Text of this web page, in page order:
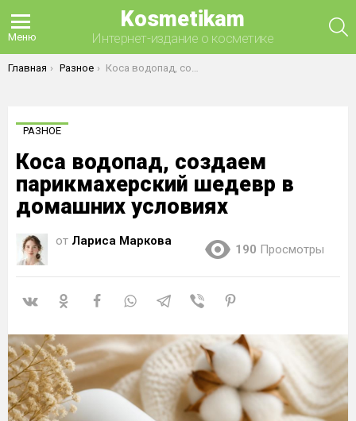
Меню
Kosmetikam
Интернет-издание о косметике
Вы здесь:
Главная Разное Коса водопад, создаем парикмахерский шедевр в домашних условиях
РАЗНОЕ
Коса водопад, создаем
парикмахерский шедевр в
домашних условиях
от Лариса Маркова
190 Просмотры